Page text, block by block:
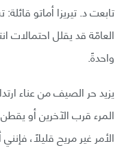
تابعت د. تيريزا أماتو
العامّة قد يقلل احتمالات
واحدةً.
يزيد حر الصيف من عناء
المرء قرب الآخرين أو
الأمر غير مريح قليلًا،